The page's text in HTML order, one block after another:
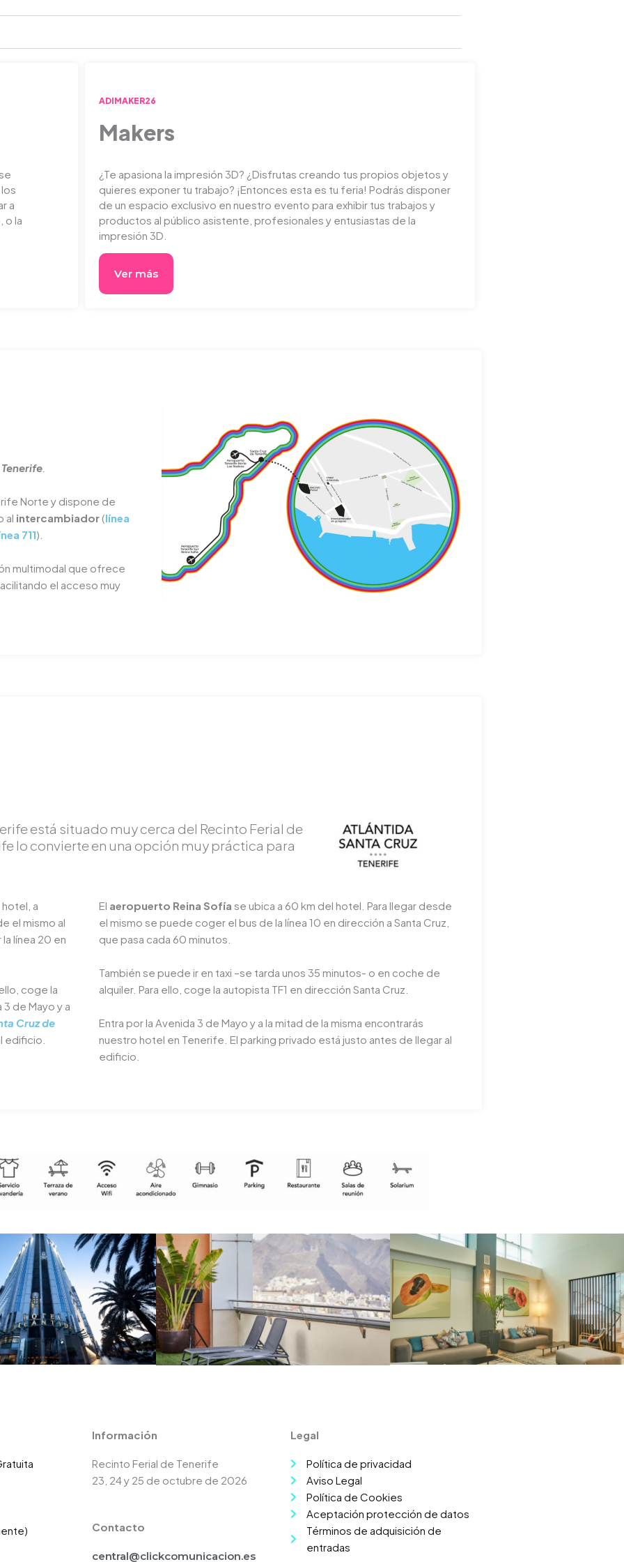
a
o la
ADIMAKER26
Makers
¿Te apasiona la impresión 3D? ¿Disfrutas creando tus propios objetos y
quieres exponer tu trabajo? ¡Entonces esta es tu feria! Podrás disponer
de un espacio exclusivo en nuestro evento para exhibir tus trabajos y
productos al público asistente, profesionales y entusiastas de la
impresión 3D.
Ver más
Norte y dispone de
al intercambiador (línea
711).
multimodal que ofrece
el acceso muy
está situado muy cerca del Recinto Ferial de
lo convierte en una opción muy práctica para
a
el mismo al
línea 20 en
coge la
de Mayo y a
Cruz de
edificio.
El aeropuerto Reina Sofía se ubica a 60 km del hotel. Para llegar desde
el mismo se puede coger el bus de la línea 10 en dirección a Santa Cruz,
que pasa cada 60 minutos.
También se puede ir en taxi –se tarda unos 35 minutos- o en coche de
alquiler. Para ello, coge la autopista TF1 en dirección Santa Cruz.
Entra por la Avenida 3 de Mayo y a la mitad de la misma encontrarás
nuestro hotel en Tenerife. El parking privado está justo antes de llegar al
edificio.
Información
Recinto Ferial de Tenerife
23, 24 y 25 de octubre de 2026
Contacto
central@clickcomunicacion.es
Legal
Política de privacidad
Aviso Legal
Política de Cookies
Aceptación protección de datos
Términos de adquisición de
entradas